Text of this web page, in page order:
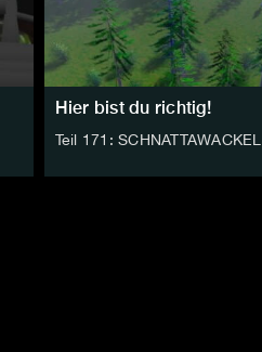
Hier bist du richtig!
Teil 171: SCHNATTAWACKEL